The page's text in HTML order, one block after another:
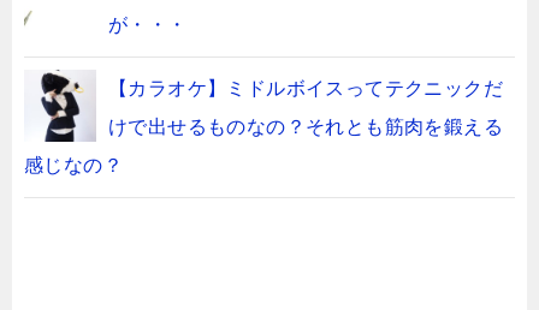
が・・・
【カラオケ】ミドルボイスってテクニックだ
けで出せるものなの？それとも筋肉を鍛える
感じなの？